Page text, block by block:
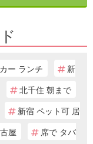
ー ランチ
新
北千住 朝まで
新宿 ペット可 居
屋
席で タバ